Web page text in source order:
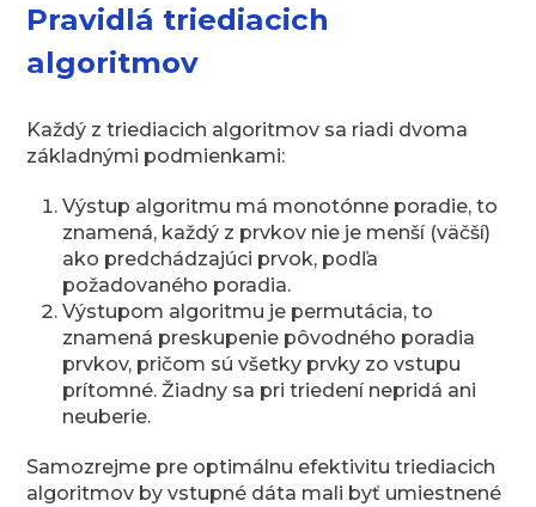
Pravidlá triediacich
algoritmov
Každý z triediacich algoritmov sa riadi dvoma
základnými podmienkami:
Výstup algoritmu má monotónne poradie, to
znamená, každý z prvkov nie je menší (väčší)
ako predchádzajúci prvok, podľa
požadovaného poradia.
Výstupom algoritmu je permutácia, to
znamená preskupenie pôvodného poradia
prvkov, pričom sú všetky prvky zo vstupu
prítomné. Žiadny sa pri triedení nepridá ani
neuberie.
Samozrejme pre optimálnu efektivitu triediacich
algoritmov by vstupné dáta mali byť umiestnené